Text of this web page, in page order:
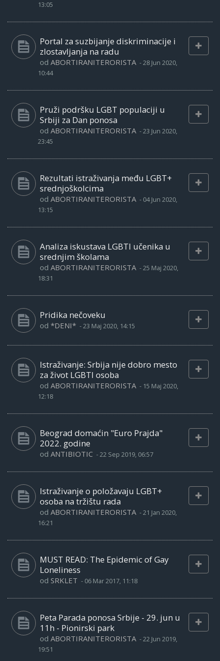
13:05
Portal za suzbijanje diskriminacije i
zlostavljanja na radu
od ABORTIRANITERORISTA -28 Jun 2020,
10:44
Pruži podršku LGBT populaciji u
Srbiji za Dan ponosa
od ABORTIRANITERORISTA -23 Jun 2020,
23:45
Rezultati istraživanja među LGBT+
srednjoškolcima
od ABORTIRANITERORISTA - 04 Jun 2020,
13:15
Analiza iskustava LGBTI učenika u
srednjim školama
od ABORTIRANITERORISTA -25 Maj 2020,
18:31
Pridika nečoveku
od *DENI* -23 Maj 2020, 14:15
Istraživanje: Srbija nije dobro mesto
za život LGBTI osoba
od ABORTIRANITERORISTA - 15 Maj 2020,
12:18
Beograd domaćin "Euro Prajda"
2022. godine
od ANTIBIOTIC -22 Sep 2019, 06:57
Istraživanje o položavaju LGBT+
osoba na tržištu rada
od ABORTIRANITERORISTA -21 Jan 2020,
16:21
MUST READ: The Epidemic of Gay
Loneliness
od SRKLET - 06 Mar 2017, 11:18
Peta Parada ponosa Srbije - 29. jun u
11h - Pionirski park
od ABORTIRANITERORISTA -22 Jun 2019,
19:51